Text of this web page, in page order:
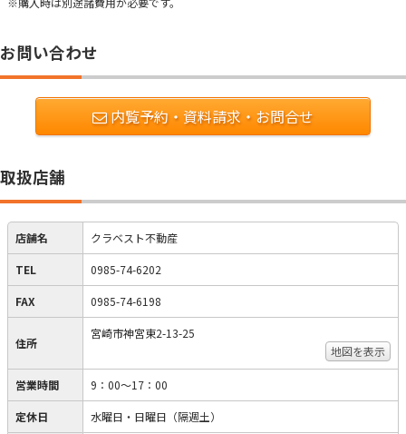
お問い合わせ
内覧予約・資料請求・お問合せ
取扱店舗
店舗名 クラベスト不動産
TEL 0985-74-6202
FAX 0985-74-6198
住所
宮崎市神宮東2-13-25
地図を表示
営業時間 9：00～17：00
定休日 水曜日・日曜日（隔週土）